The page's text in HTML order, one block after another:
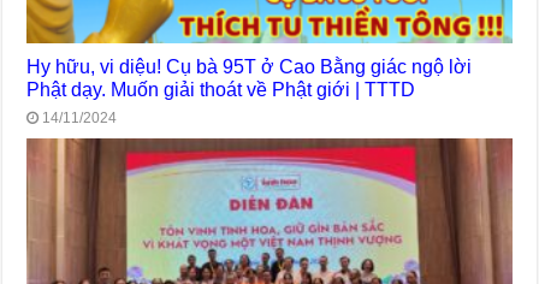
Hy hữu, vi diệu! Cụ bà 95T ở Cao Bằng giác ngộ lời
Phật dạy. Muốn giải thoát về Phật giới | TTTD
14/11/2024